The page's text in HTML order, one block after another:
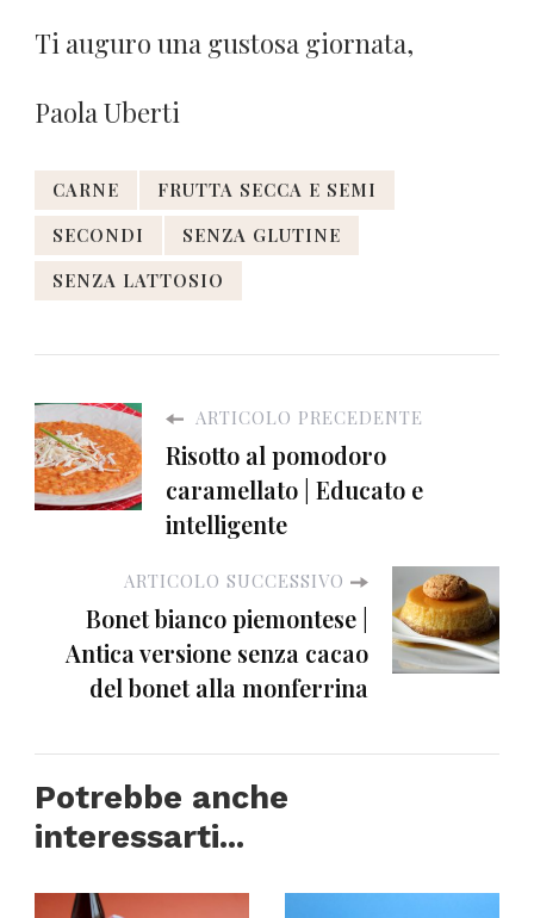
Ti auguro una gustosa giornata,
Paola Uberti
CARNE
FRUTTA SECCA E SEMI
SECONDI
SENZA GLUTINE
SENZA LATTOSIO
ARTICOLO PRECEDENTE
Risotto al pomodoro
caramellato | Educato e
intelligente
ARTICOLO SUCCESSIVO
Bonet bianco piemontese |
Antica versione senza cacao
del bonet alla monferrina
Potrebbe anche
interessarti...